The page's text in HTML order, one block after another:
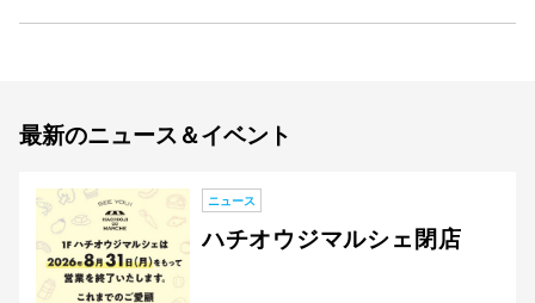
最新のニュース＆イベント
ニュース
ハチオウジマルシェ閉店